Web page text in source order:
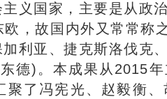
义国家，主要是从政
，故国内外又常常称
利亚、捷克斯洛伐克
德)。本成果从2015
聚了冯宪光、赵毅衡